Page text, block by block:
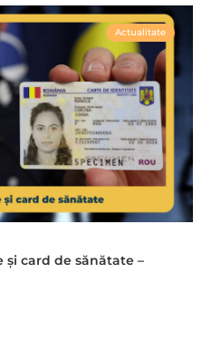
Actualitate
și card de sănătate –